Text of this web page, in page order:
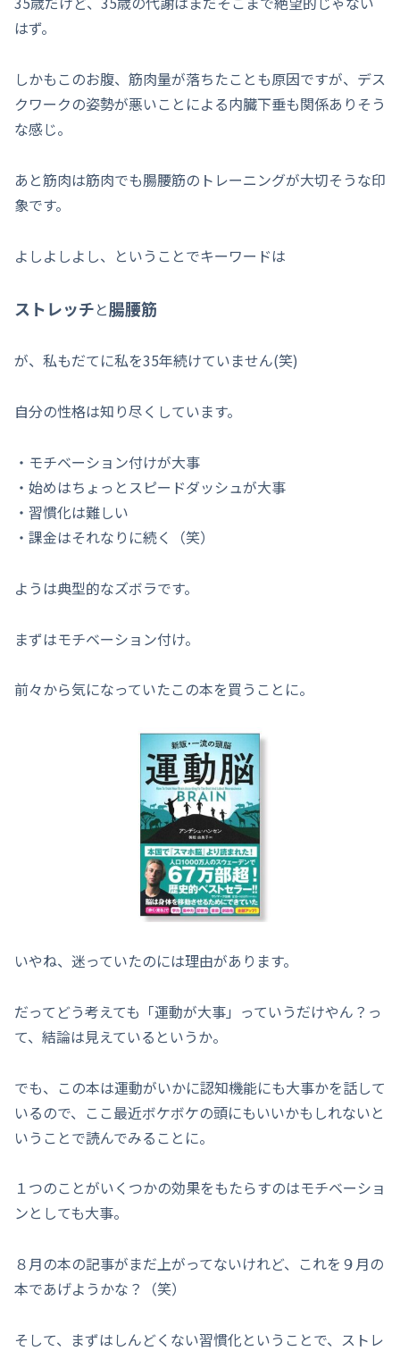
はず。
しかもこのお腹、筋肉量が落ちたことも原因ですが、デス
クワークの姿勢が悪いことによる内臓下垂も関係ありそう
な感じ。
あと筋肉は筋肉でも腸腰筋のトレーニングが大切そうな印
象です。
よしよしよし、ということでキーワードは
ストレッチと腸腰筋
が、私もだてに私を35年続けていません(笑)
自分の性格は知り尽くしています。
・モチベーション付けが大事
・始めはちょっとスピードダッシュが大事
・習慣化は難しい
・課金はそれなりに続く（笑）
ようは典型的なズボラです。
まずはモチベーション付け。
前々から気になっていたこの本を買うことに。
いやね、迷っていたのには理由があります。
だってどう考えても「運動が大事」っていうだけやん？っ
て、結論は見えているというか。
でも、この本は運動がいかに認知機能にも大事かを話して
いるので、ここ最近ボケボケの頭にもいいかもしれないと
いうことで読んでみることに。
１つのことがいくつかの効果をもたらすのはモチベーショ
ンとしても大事。
８月の本の記事がまだ上がってないけれど、これを９月の
本であげようかな？（笑）
そして、まずはしんどくない習慣化ということで、ストレ